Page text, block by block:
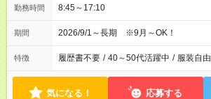
勤務時間 8:45～17:10
期間 2026/9/1～長期 ※9月～OK！
特徴 履歴書不要 / 40～50代活躍中 / 服装自由
気になる！ 応募する